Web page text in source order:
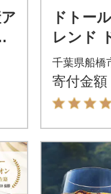
ドトー
レンド
ヒー
バック
千葉県船橋
寄付金額